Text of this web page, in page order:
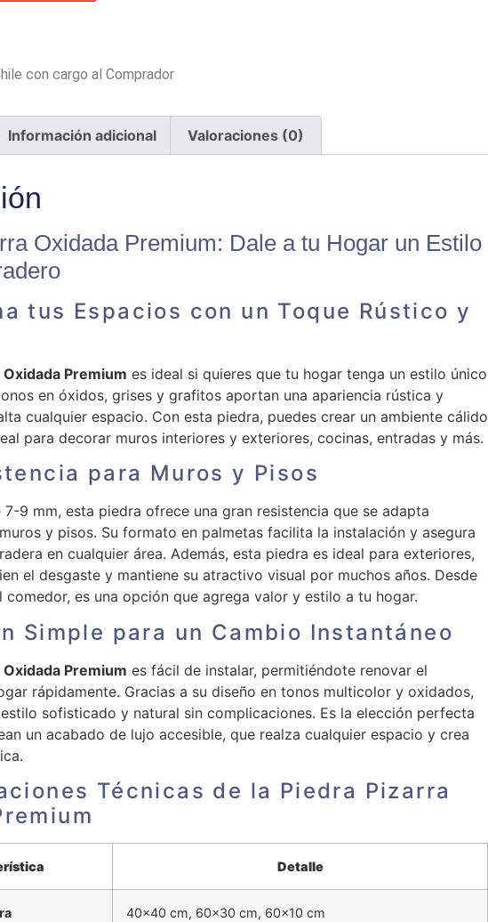
con cargo al Comprador
Información adicional Valoraciones (0)
Oxidada Premium: Dale a tu Hogar un Estilo
tus Espacios con un Toque Rústico y
Premium es ideal si quieres que tu hogar tenga un estilo único
en óxidos, grises y grafitos aportan una apariencia rústica y
cualquier espacio. Con esta piedra, puedes crear un ambiente cálido
para decorar muros interiores y exteriores, cocinas, entradas y más.
para Muros y Pisos
9 mm, esta piedra ofrece una gran resistencia que se adapta
y pisos. Su formato en palmetas facilita la instalación y asegura
en cualquier área. Además, esta piedra es ideal para exteriores,
el desgaste y mantiene su atractivo visual por muchos años. Desde
comedor, es una opción que agrega valor y estilo a tu hogar.
Simple para un Cambio Instantáneo
Premium es fácil de instalar, permitiéndote renovar el
rápidamente. Gracias a su diseño en tonos multicolor y oxidados,
sofisticado y natural sin complicaciones. Es la elección perfecta
un acabado de lujo accesible, que realza cualquier espacio y crea
Técnicas de la Piedra Pizarra
Detalle
40×40 cm, 60×30 cm, 60×10 cm